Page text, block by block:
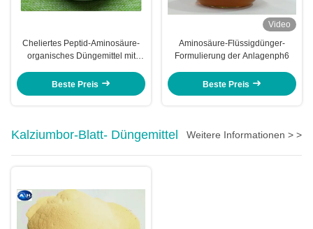
Cheliertes Peptid-Aminosäure-
organisches Düngemittel mit
Beste Preis
Video
Aminosäure-Flüssigdünger-
Formulierung der Anlagenph6
Beste Preis
Kalziumbor-Blatt- Düngemittel Weitere Informationen > >